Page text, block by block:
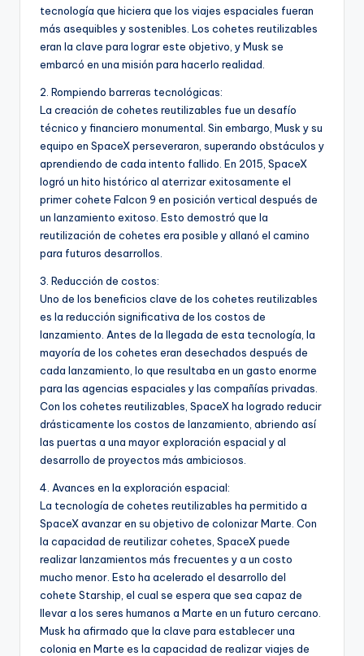
tecnología que hiciera que los viajes espaciales fueran
más asequibles y sostenibles. Los cohetes reutilizables
eran la clave para lograr este objetivo, y Musk se
embarcó en una misión para hacerlo realidad.
2. Rompiendo barreras tecnológicas:
La creación de cohetes reutilizables fue un desafío
técnico y financiero monumental. Sin embargo, Musk y su
equipo en SpaceX perseveraron, superando obstáculos y
aprendiendo de cada intento fallido. En 2015, SpaceX
logró un hito histórico al aterrizar exitosamente el
primer cohete Falcon 9 en posición vertical después de
un lanzamiento exitoso. Esto demostró que la
reutilización de cohetes era posible y allanó el camino
para futuros desarrollos.
3. Reducción de costos:
Uno de los beneficios clave de los cohetes reutilizables
es la reducción significativa de los costos de
lanzamiento. Antes de la llegada de esta tecnología, la
mayoría de los cohetes eran desechados después de
cada lanzamiento, lo que resultaba en un gasto enorme
para las agencias espaciales y las compañías privadas.
Con los cohetes reutilizables, SpaceX ha logrado reducir
drásticamente los costos de lanzamiento, abriendo así
las puertas a una mayor exploración espacial y al
desarrollo de proyectos más ambiciosos.
4. Avances en la exploración espacial:
La tecnología de cohetes reutilizables ha permitido a
SpaceX avanzar en su objetivo de colonizar Marte. Con
la capacidad de reutilizar cohetes, SpaceX puede
realizar lanzamientos más frecuentes y a un costo
mucho menor. Esto ha acelerado el desarrollo del
cohete Starship, el cual se espera que sea capaz de
llevar a los seres humanos a Marte en un futuro cercano.
Musk ha afirmado que la clave para establecer una
colonia en Marte es la capacidad de realizar viajes de